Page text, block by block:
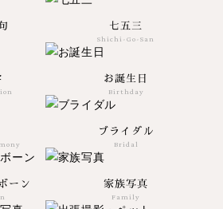
七五三
Shichi-Go-San
お誕生日
Birthday
ブライダル
Bridal
ーン 家族写真
Family